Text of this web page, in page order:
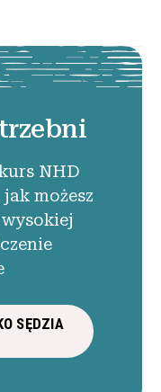
NHD
możesz
SĘDZIA